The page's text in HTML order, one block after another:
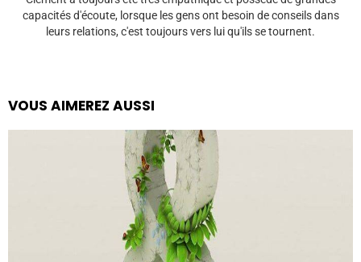
capacités d'écoute, lorsque les gens ont besoin de conseils dans
leurs relations, c'est toujours vers lui qu'ils se tournent.
VOUS AIMEREZ AUSSI